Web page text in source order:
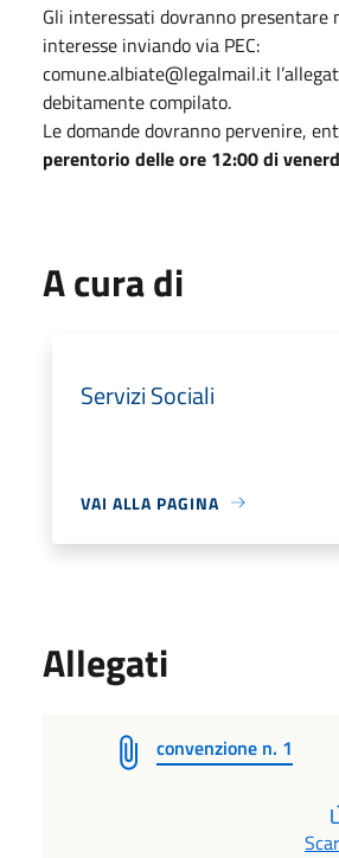
Gli interessati dovranno presentare
interesse inviando via PEC:
comune.albiate@legalmail.it
debitamente compilato.
Le domande dovranno pervenire,
perentorio delle ore 12:00 di
A cura di
Servizi Sociali
VAI ALLA PAGINA
Allegati
convenzione n. 1